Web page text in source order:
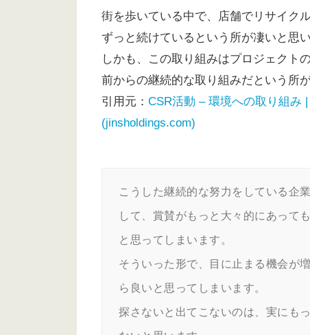
街を歩いている中で、店舗でリサイク
ずっと続けているという所が凄いと思い
しかも、この取り組みはプロジェクト
前からの継続的な取り組みだという所
引用元： CSR活動 – 環境への取り組み
(jinsholdings.com)
こうした継続的な努力をしている企
して、賞賛がもっと大々的にあって
と思ってしまいます。
そういった形で、目に止まる機会が
ら良いと思ってしまいます。
探さないと出てこないのは、実にも